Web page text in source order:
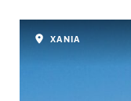
ΧΑΝΙΑ